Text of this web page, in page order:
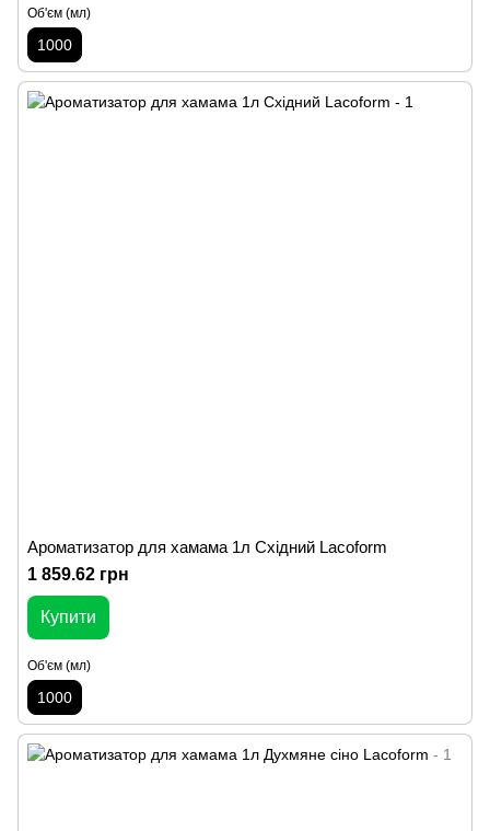
Об'єм (мл)
1000
Ароматизатор для хамама 1л Східний Lacoform
1 859.62 грн
Купити
Об'єм (мл)
1000